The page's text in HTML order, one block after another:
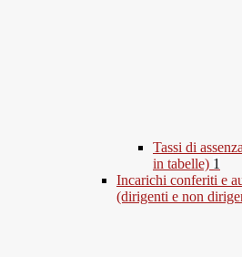
Tassi di
in tabelle) 1
Incarichi conferiti e
(dirigenti e non